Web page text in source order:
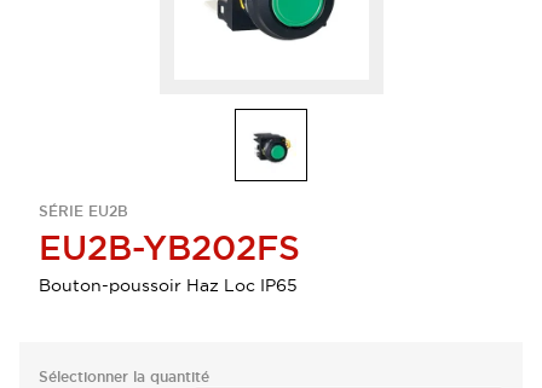
SÉRIE EU2B
EU2B-YB202FS
Bouton-poussoir Haz Loc IP65
Sélectionner la quantité